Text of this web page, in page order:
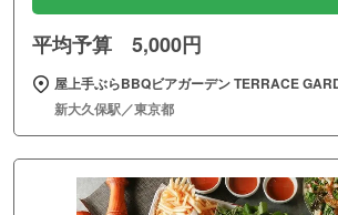
平均予算 5,000円
屋上手ぶらBBQビアガーデン TERRACE
新大久保駅／東京都